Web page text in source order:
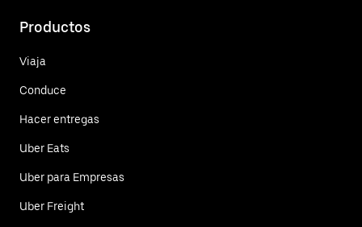
Productos
Viaja
Conduce
Hacer entregas
Uber Eats
Uber para Empresas
Uber Freight